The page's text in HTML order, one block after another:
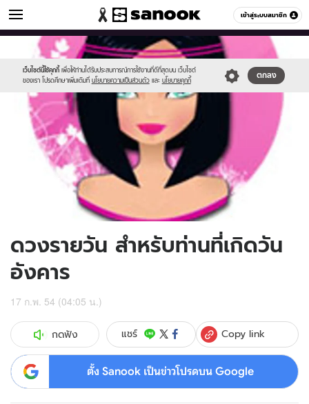
เข้าสู่ระบบสมาชิก
ดูดวง หมวดอื่นๆ
เว็บไซต์นี้ใช้คุกกี้ เพื่อให้ท่านได้รับประสบการณ์การใช้งานที่ดีที่สุดบน เว็บไซต์
ของเรา โปรดศึกษาเพิ่มเติมที่ นโยบายความเป็นส่วนตัว และ นโยบายคุกกี้
ตกลง
Sanook
//s.isanook.com/sr/0/images/logo-
sanook.png
//s.isanook.com/ho/0/ud/2/10617/170-
ดวงรายวัน สำหรับท่านที่เกิดวัน
อังคาร
17 ก.พ. 54 (04:05 น.)
กดฟัง แชร์ Copy link
ตั้ง Sanook เป็นข่าวโปรดบน Google